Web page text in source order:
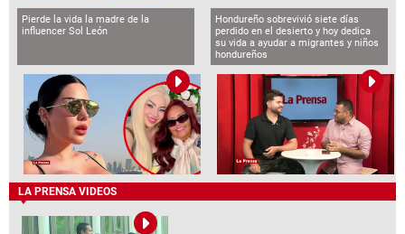
Pierde la vida la madre de la
influencer Sol León
Hondureño sobrevivió siete días
perdido en el desierto y hoy dedica
su vida a ayudar a migrantes y niños
hondureños
LA PRENSA VIDEOS